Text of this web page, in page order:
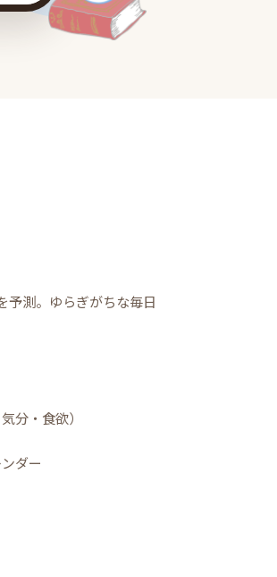
予測。ゆらぎがちな毎日
分・食欲）
ダー